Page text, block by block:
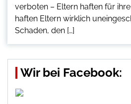
verboten – Eltern haften für
haften Eltern wirklich
Schaden, den […]
Wir bei Facebook: